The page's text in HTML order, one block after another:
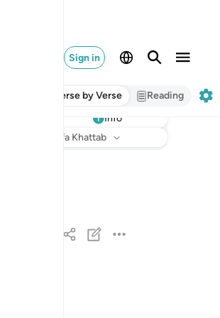
Sign in
Verse by Verse Reading
Info
: Dr. Mustafa Khattab